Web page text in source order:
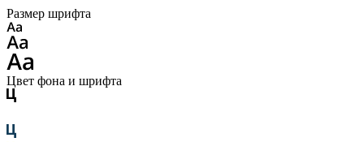
Размер шрифта
Цвет фона и шрифта